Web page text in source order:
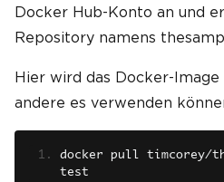
Docker Hub-Konto an und
Repository namens
Hier wird das Docker-
andere es verwenden
docker pull timcorey/
test